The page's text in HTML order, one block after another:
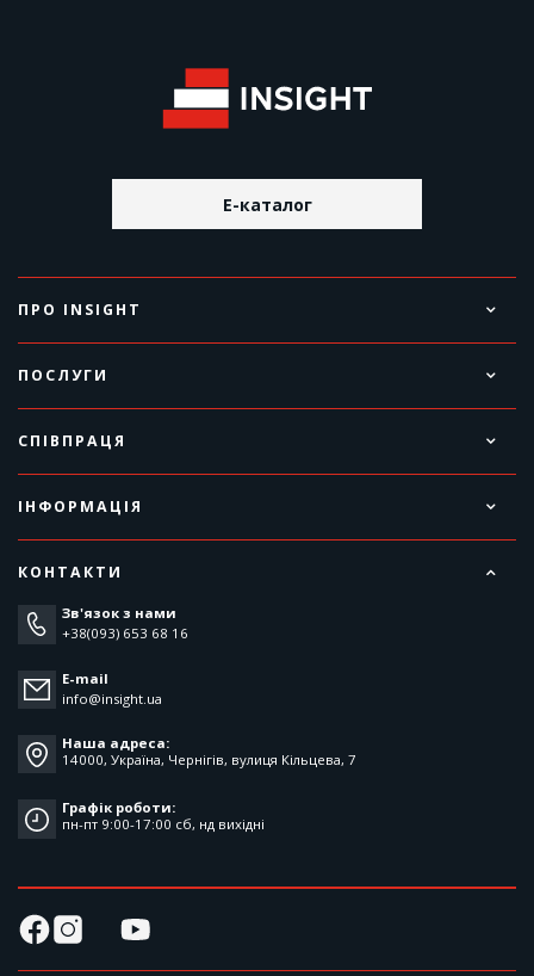
E-каталог
ПРО INSIGHT
ПОСЛУГИ
СПІВПРАЦЯ
ІНФОРМАЦІЯ
КОНТАКТИ
Зв'язок з нами
+38(093) 653 68 16
E-mail
info@insight.ua
Наша адреса:
14000, Україна, Чернігів, вулиця Кільцева, 7
Графік роботи:
пн-пт 9:00-17:00 cб, нд вихідні